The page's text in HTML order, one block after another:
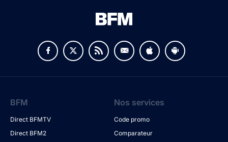
BFM
Direct BFMTV
Direct BFM2
Nos services
Code promo
Comparateur